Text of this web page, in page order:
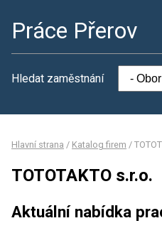
Práce Přerov
Hledat zaměstnání
Hlavní strana / Katalog firem /
TOTOTAKTO s.r.o.
Aktuální nabídka